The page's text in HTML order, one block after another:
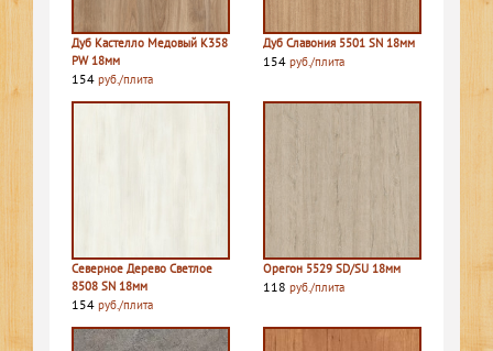
Дуб Кастелло Медовый K358
PW 18мм
154 руб./плита
Дуб Славония 5501 SN 18мм
154 руб./плита
Северное Дерево Светлое
8508 SN 18мм
154 руб./плита
Орегон 5529 SD/SU 18мм
118 руб./плита